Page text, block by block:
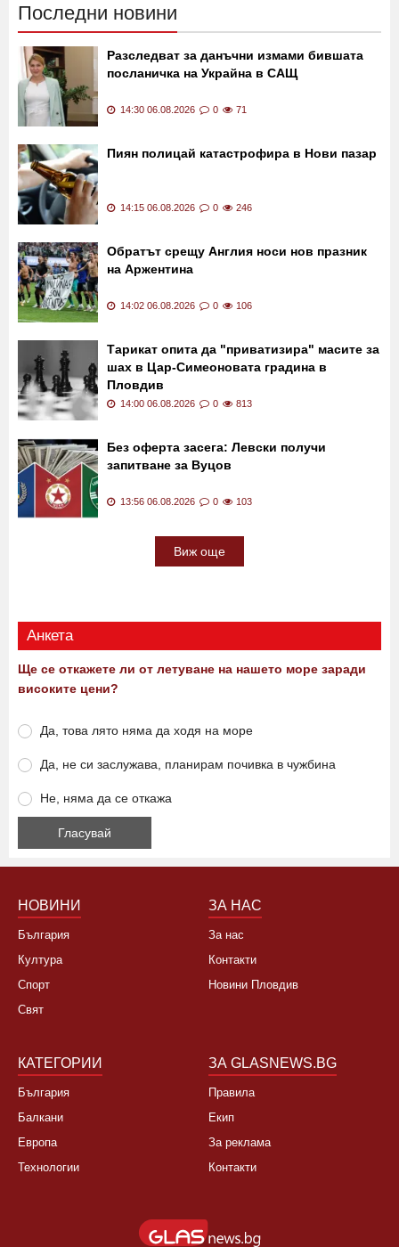
Последни новини
Разследват за данъчни измами бившата
посланичка на Украйна в САЩ
14:30 06.08.2026 0 71
Пиян полицай катастрофира в Нови пазар
14:15 06.08.2026 0 246
Обратът срещу Англия носи нов празник
на Аржентина
14:02 06.08.2026 0 106
Тарикат опита да "приватизира" масите за
шах в Цар-Симеоновата градина в
Пловдив
14:00 06.08.2026 0 813
Без оферта засега: Левски получи
запитване за Вуцов
13:56 06.08.2026 0 103
Виж още
Анкета
Ще се откажете ли от летуване на нашето море заради
високите цени?
Да, това лято няма да ходя на море
Да, не си заслужава, планирам почивка в чужбина
Не, няма да се откажа
НОВИНИ
България
Култура
Спорт
Свят
ЗА НАС
За нас
Контакти
Новини Пловдив
КАТЕГОРИИ
България
Балкани
Европа
Технологии
ЗА GLASNEWS.BG
Правила
Екип
За реклама
Контакти